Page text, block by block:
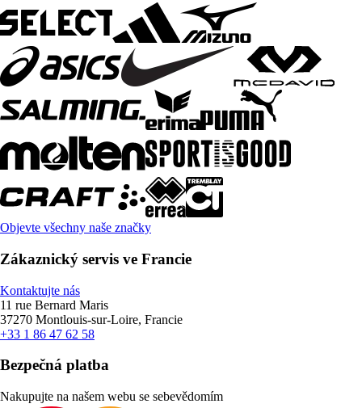
Objevte všechny naše značky
Zákaznický servis ve Francie
Kontaktujte nás
11 rue Bernard Maris
37270 Montlouis-sur-Loire, Francie
+33 1 86 47 62 58
Bezpečná platba
Nakupujte na našem webu se sebevědomím